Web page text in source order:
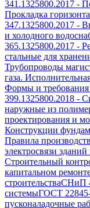
341.1325800.2017 -
Прокладка
347.1325800.2017 -
и холодного
365.1325800.2017 -
стальные для
Трубопроводы
газа.
Формы и
399.1325800.2018 -
наружные из
проектирования и
Конструкции
Правила
электросвязи
Строительный
капитальном
строительстваСНиП
системыГОСТ
пусконаладочные